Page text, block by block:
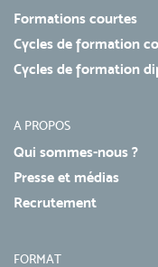
Formations courtes
Cycles de formation
Cycles de formation
A PROPOS
Qui sommes-nous ?
Presse et médias
Recrutement
FORMAT